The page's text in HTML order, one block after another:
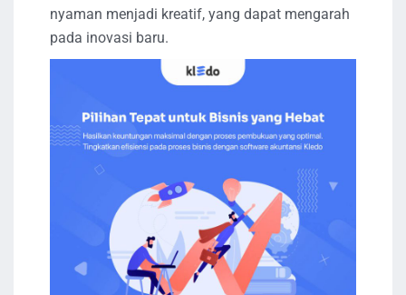
nyaman menjadi kreatif, yang dapat mengarah
pada inovasi baru.